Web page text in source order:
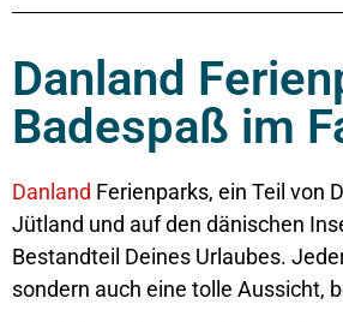
Danland
Badespaß im
Danland Ferienparks, ein Teil von
Jütland und auf den dänischen
Bestandteil Deines Urlaubes.
sondern auch eine tolle Aussicht,